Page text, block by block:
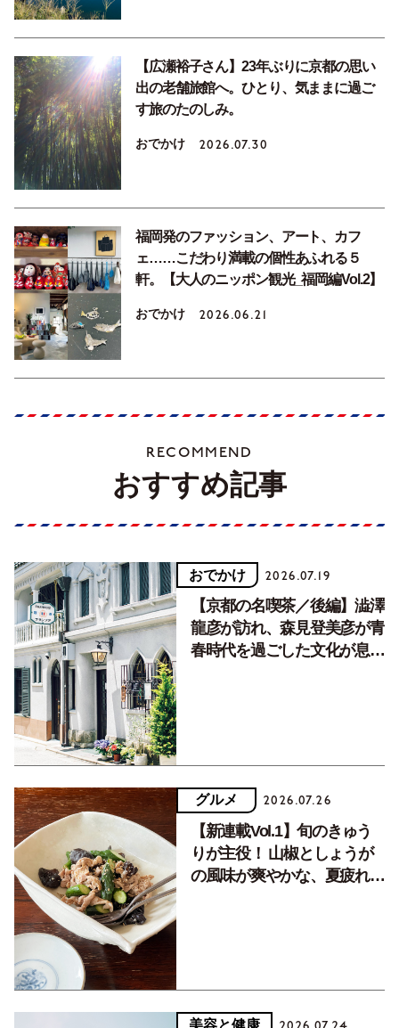
【広瀬裕子さん】23年ぶりに京都の思い
出の老舗旅館へ。ひとり、気ままに過ご
す旅のたのしみ。
おでかけ 2026.07.30
福岡発のファッション、アート、カフ
ェ……こだわり満載の個性あふれる５
軒。【大人のニッポン観光_福岡編Vol.2】
おでかけ 2026.06.21
RECOMMEND
おすすめ記事
おでかけ 2026.07.19
【京都の名喫茶／後編】澁澤
龍彦が訪れ、森見登美彦が青
春時代を過ごした文化が息づ
グルメ 2026.07.26
【新連載Vol.1】旬のきゅう
りが主役！ 山椒としょうが
の風味が爽やかな、夏疲れを
美容と健康